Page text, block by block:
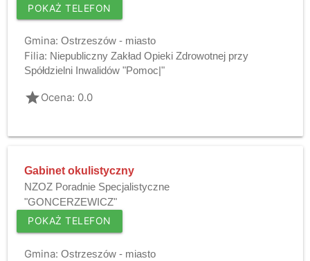
POKAŻ TELEFON
Gmina: Ostrzeszów - miasto
Filia: Niepubliczny Zakład Opieki Zdrowotnej przy
Spółdzielni Inwalidów "Pomoc|"
gradeOcena: 0.0
Gabinet okulistyczny
NZOZ Poradnie Specjalistyczne
"GONCERZEWICZ"
POKAŻ TELEFON
Gmina: Ostrzeszów - miasto